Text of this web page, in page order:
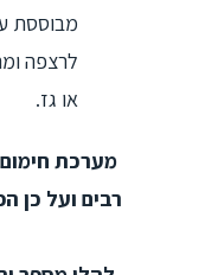
מבוססת
לרצפה
או גז.
מערכת
רבים ועל כן